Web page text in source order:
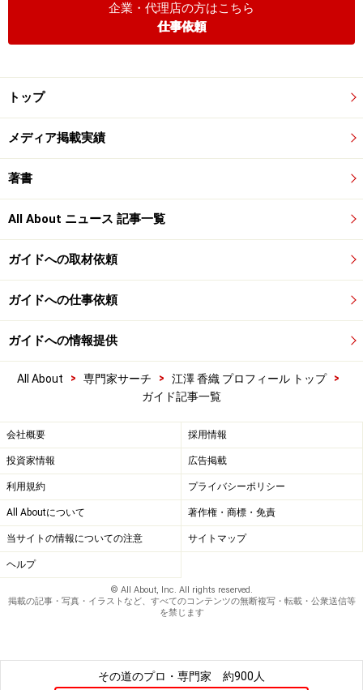
企業・代理店の方はこちら
仕事依頼
トップ
メディア掲載実績
著書
All About ニュース 記事一覧
ガイドへの取材依頼
ガイドへの仕事依頼
ガイドへの情報提供
All About > 専門家サーチ > 江澤 香織 プロフィール トップ
>
ガイド記事一覧
会社概要 採用情報
投資家情報 広告掲載
利用規約 プライバシーポリシー
All Aboutについて 著作権・商標・免責
当サイトの情報についての注意 サイトマップ
ヘルプ
© All About, Inc. All rights reserved.
掲載の記事・写真・イラストなど、すべてのコンテンツの無断複写・転載・公衆送信等
を禁じます
その道のプロ・専門家 約900人